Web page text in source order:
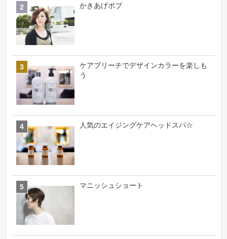
かきあげボブ
ケアブリーチでデザインカラーを楽しも
う
人気のエイジングケアヘッドスパ☆
マニッシュショート